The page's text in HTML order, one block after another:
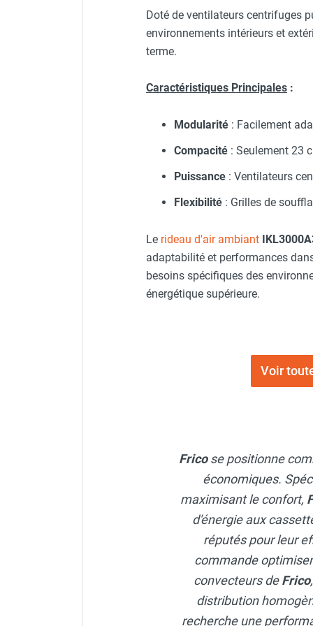
Chauffage FARM au gaz
Chauffage FARM au fioul
Chauffage d'atelier granulés / bois /
Chaudière fixe à eau
Aérotherme électrique
Aérotherme à eau chaude ou froide
Aérotherme pompe à chaleur
Chauffage mobile électrique
Chauffage électrique soufflant
Chauffage haute température pour
étuvage industriel ou destruction
Chauffage électrique par convection
Chauffage fioul soufflant sans
cheminée à combustion directe
infrarouge/rayonnant
Chauffage mobile au gaz propane /
Chauffage mobile au gaz à
Chauffage mobile au gaz rayonnant
Doté de ventilateurs centrifuges
environnements intérieurs et
terme.
Caractéristiques Principales :
Modularité : Facilement
Compacité : Seulement 23
Puissance : Ventilateurs
Flexibilité : Grilles de
Le rideau d'air ambiant
adaptabilité et performances
besoins spécifiques des
énergétique supérieure.
Voir
Fricose positionne
économiques.
maximisant le confort,
d'énergie aux
réputés pour leur
commande
convecteurs deFrico
distribution
recherche une